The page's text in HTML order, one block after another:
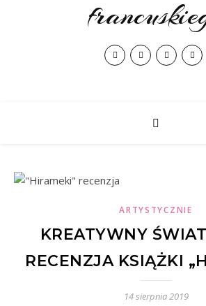
ARTYSTYCZNIE
KREATYWNY
RECENZJA KSIĄŻKI
14 sierpnia 2019